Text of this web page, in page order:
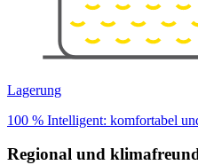
Lagerung
100 % Intelligent: komfortabel
Regional und